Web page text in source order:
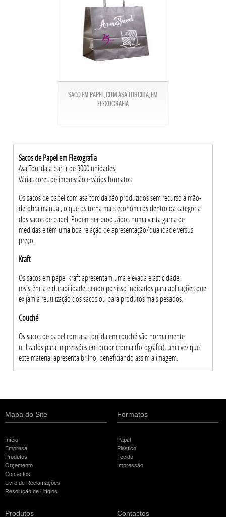
SACO EM PAPEL, COM ASA TORCIDA, EM
FLEXOGRAFIA
Sacos de Papel em Flexografia
Asa Torcida a partir de 3000 unidades
Várias cores de impressão e vários formatos
Os sacos de papel com asa torcida são produzidos sem recurso a mão-
de-obra manual, o que os torna mais económicos dentro da categoria
dos sacos de papel. Podem ser produzidos numa vasta gama de
medidas e têm uma boa relação de apresentação/qualidade versus
preço.
Kraft
Os sacos em papel kraft apresentam uma elevada elasticidade,
resistência e durabilidade, sendo por isso indicados para aplicações que
exijam a reutilização dos sacos ou para produtos mais pesados.
Couché
Os sacos de papel com asa torcida em couché são normalmente
utilizados para impressões em quadricromia (fotografia), uma vez que
este material apresenta brilho, beneficiando assim a imagem.
Mapa do Site
Início
Empresa
Produtos
Orçamento
Contactos
Livro de Reclamações
Resolução de Litígios
Formatos
Papel
Plástico
Tecido
Impressão
Produtos Contactos